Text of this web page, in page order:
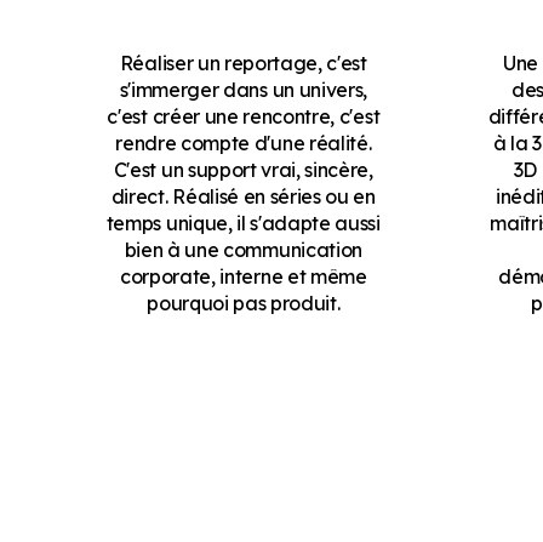
Réaliser un reportage, c'est
s'immerger dans un univers,
c'est créer une rencontre, c'est
rendre compte d'une réalité.
C'est un support vrai, sincère,
direct. Réalisé en séries ou en
temps unique, il s'adapte aussi
bien à une communication
corporate, interne et même
pourquoi pas produit.
à la